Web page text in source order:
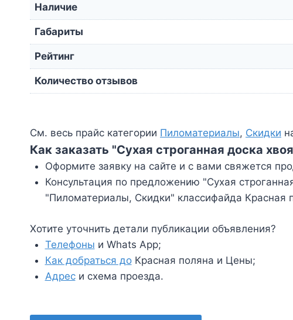
Наличие
Габариты
Рейтинг
Количество отзывов
См. весь прайс категории Пиломатериалы, Скидки
Как заказать "Сухая строганная доска
Оформите заявку на сайте и с вами свяжется
Консультация по предложению "Сухая
"Пиломатериалы, Скидки" классифайда Красная
Хотите уточнить детали публикации объявления?
Телефоны и Whats App;
Как добраться доКрасная поляна и Цены;
Адреси схема проезда.